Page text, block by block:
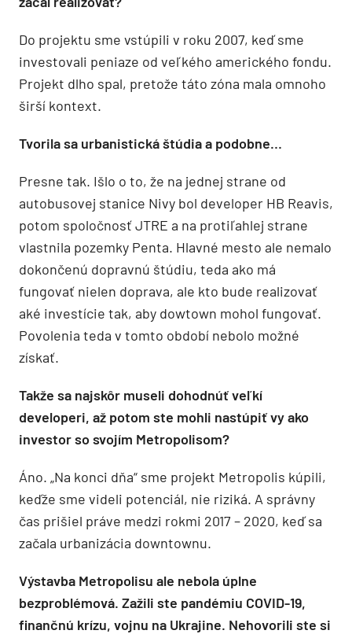
Do projektu sme vstúpili v roku 2007, keď sme
investovali peniaze od veľkého amerického fondu.
Projekt dlho spal, pretože táto zóna mala omnoho
širší kontext.
Tvorila sa urbanistická štúdia a podobne…
Presne tak. Išlo o to, že na jednej strane od
autobusovej stanice Nivy bol developer HB Reavis,
potom spoločnosť JTRE a na protiľahlej strane
vlastnila pozemky Penta. Hlavné mesto ale nemalo
dokončenú dopravnú štúdiu, teda ako má
fungovať nielen doprava, ale kto bude realizovať
aké investície tak, aby dowtown mohol fungovať.
Povolenia teda v tomto období nebolo možné
získať.
Takže sa najskôr museli dohodnúť veľkí
developeri, až potom ste mohli nastúpiť vy ako
investor so svojím Metropolisom?
Áno. „Na konci dňa“ sme projekt Metropolis kúpili,
keďže sme videli potenciál, nie riziká. A správny
čas prišiel práve medzi rokmi 2017 – 2020, keď sa
začala urbanizácia downtownu.
Výstavba Metropolisu ale nebola úplne
bezproblémová. Zažili ste pandémiu COVID-19,
finančnú krízu, vojnu na Ukrajine. Nehovorili ste si